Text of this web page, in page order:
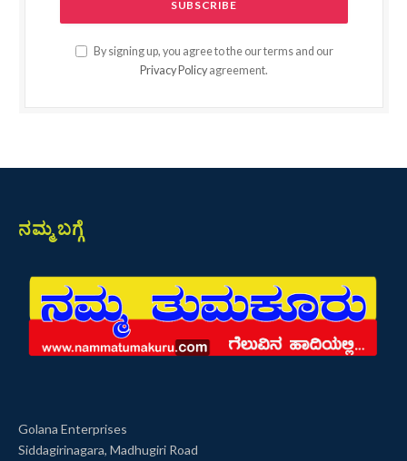
By signing up, you agree to the our terms and our
Privacy Policy agreement.
ನಮ್ಮ ಬಗ್ಗೆ
Golana Enterprises
Siddagirinagara, Madhugiri Road